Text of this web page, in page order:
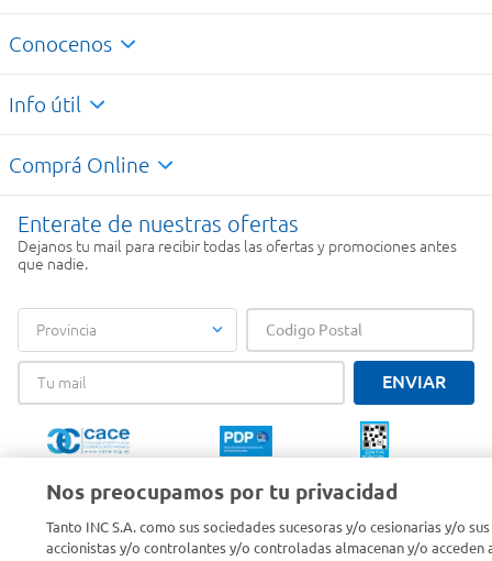
Conocenos
Info útil
Comprá Online
Enterate de nuestras ofertas
Dejanos tu mail para recibir todas las ofertas y promociones antes
que nadie.
Provincia
ENVIAR
SOLICITUD DE ARREPENTIMIENTO
Nos preocupamos por tu privacidad
Tanto INC S.A. como sus sociedades sucesoras y/o cesionarias y/o sus
accionistas y/o controlantes y/o controladas almacenan y/o acceden